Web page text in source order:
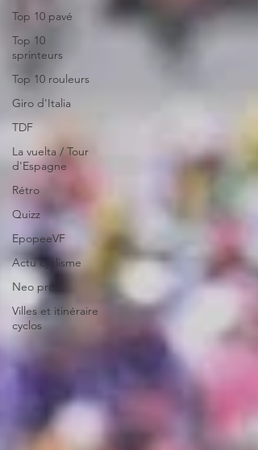
Top 10 pavé
Top 10
sprinteurs
Top 10 rouleurs
Giro d'Italia
TDF
La vuelta / Tour
d'Espagne
Rétro
Quizz
EpopeeVF
Actu cyclisme
Neo pro
Villes et itinéraire
cyclos